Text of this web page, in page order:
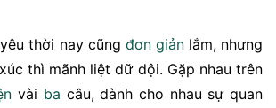
thời nay cũng đơn giảnlắm, nhưng
thì mãnh liệt dữ dội. Gặp nhau trên
vài ba câu, dành cho nhau sự quan